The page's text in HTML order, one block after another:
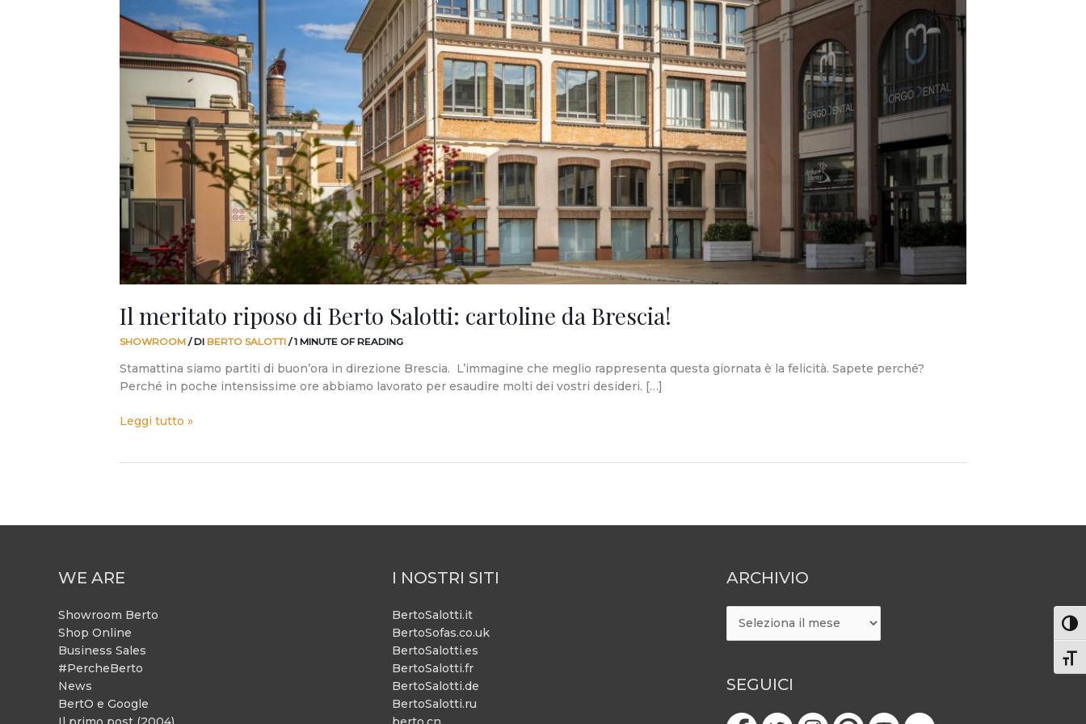
Il meritato riposo di Berto Salotti: cartoline da Brescia!
SHOWROOM / DI BERTO SALOTTI /1 MINUTE OF READING
Stamattina siamo partiti di buon’ora in direzione Brescia. L’immagine che meglio rappresenta questa giornata è la felicità. Sapete perché?
Perché in poche intensissime ore abbiamo lavorato per esaudire molti dei vostri desideri. […]
Leggi tutto »
WE ARE
Showroom Berto
Shop Online
Business Sales
#PercheBerto
News
BertO e Google
I NOSTRI SITI
BertoSalotti.it
BertoSofas.co.uk
BertoSalotti.es
BertoSalotti.fr
BertoSalotti.de
BertoSalotti.ru
ARCHIVIO
ARCHIVIO
SEGUICI